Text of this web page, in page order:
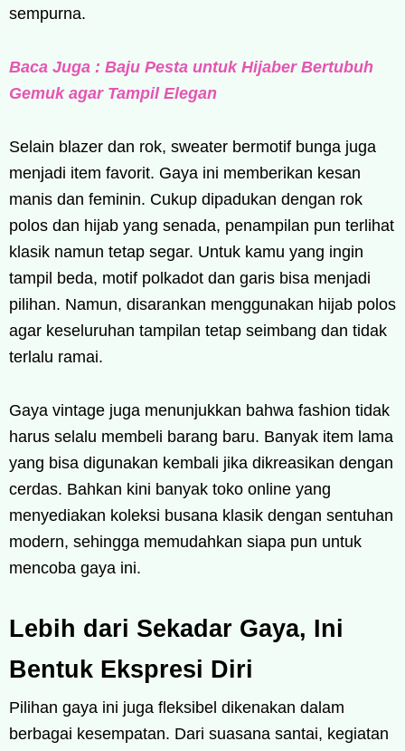
sempurna.
Baca Juga : Baju Pesta untuk Hijaber Bertubuh
Gemuk agar Tampil Elegan
Selain blazer dan rok, sweater bermotif bunga juga
menjadi item favorit. Gaya ini memberikan kesan
manis dan feminin. Cukup dipadukan dengan rok
polos dan hijab yang senada, penampilan pun terlihat
klasik namun tetap segar. Untuk kamu yang ingin
tampil beda, motif polkadot dan garis bisa menjadi
pilihan. Namun, disarankan menggunakan hijab polos
agar keseluruhan tampilan tetap seimbang dan tidak
terlalu ramai.
Gaya vintage juga menunjukkan bahwa fashion tidak
harus selalu membeli barang baru. Banyak item lama
yang bisa digunakan kembali jika dikreasikan dengan
cerdas. Bahkan kini banyak toko online yang
menyediakan koleksi busana klasik dengan sentuhan
modern, sehingga memudahkan siapa pun untuk
mencoba gaya ini.
Lebih dari Sekadar Gaya, Ini
Bentuk Ekspresi Diri
Pilihan gaya ini juga fleksibel dikenakan dalam
berbagai kesempatan. Dari suasana santai, kegiatan